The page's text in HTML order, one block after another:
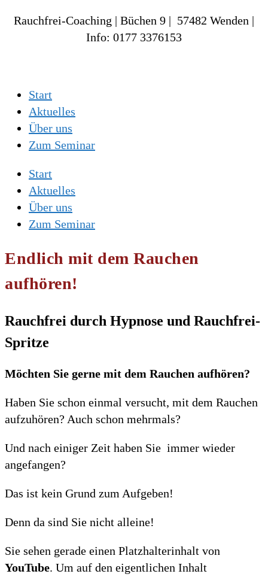
Rauchfrei-Coaching | Büchen 9 | 57482 Wenden |
Info: 0177 3376153
Start
Aktuelles
Über uns
Zum Seminar
Start
Aktuelles
Über uns
Zum Seminar
Endlich mit dem Rauchen
aufhören!
Rauchfrei durch Hypnose und Rauchfrei-
Spritze
Möchten Sie gerne mit dem Rauchen aufhören?
Haben Sie schon einmal versucht, mit dem Rauchen
aufzuhören? Auch schon mehrmals?
Und nach einiger Zeit haben Sie immer wieder
angefangen?
Das ist kein Grund zum Aufgeben!
Denn da sind Sie nicht alleine!
Sie sehen gerade einen Platzhalterinhalt von
YouTube. Um auf den eigentlichen Inhalt